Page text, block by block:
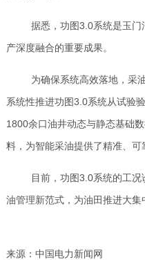
据悉，功图3.0系统是玉门
产深度融合的重要成果。
为确保系统高效落地，采油
系统性推进功图3.0系统从试验
1800余口油井动态与静态基础
料，为智能采油提供了精准、可
目前，功图3.0系统的工况
油管理新范式，为油田推进大
来源：中国电力新闻网